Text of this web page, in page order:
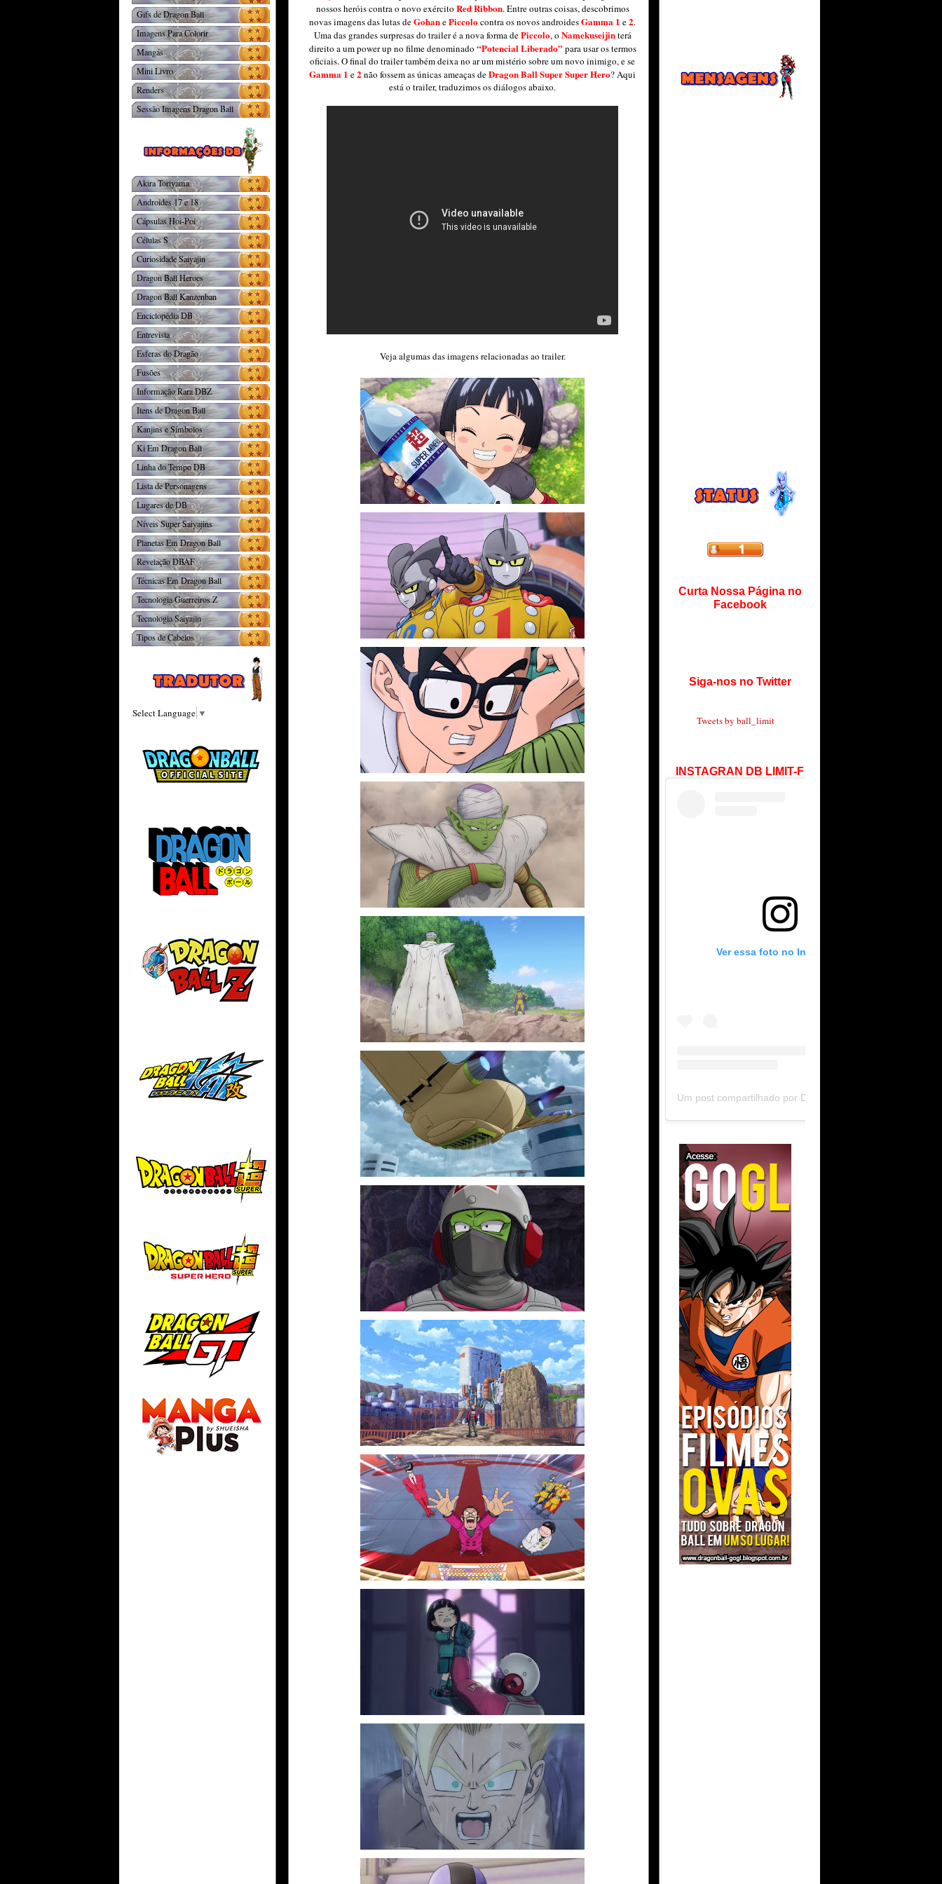
nossos heróis contra o novo exército Red Ribbon. Entre outras coisas, descobrimos
novas imagens das lutas deGohanePiccolocontra os novos androidesGamma 1 e2.
Uma das grandes surpresas do trailer é a nova forma dePiccolo, o Namekuseijinterá
direito a um power up no filme denominado “Potencial Liberado” para usar os termos
oficiais. O final do trailer também deixa no ar um mistério sobre um novo inimigo, e se
Gamma 1 e2 não fossem as únicas ameaças deDragon Ball Super Super Hero? Aqui
está o trailer, traduzimos os diálogos abaixo.
Veja algumas das imagens relacionadas ao trailer.
Gifs de Dragon Ball
Imagens Para Colorir
Mangás
Mini Livro
Renders
Sessão Imagens Dragon Ball
Akira Toriyama
Androides 17 e 18
Cápsulas Hoi-Poi
Células S
Curiosidade Saiyajin
Dragon Ball Heroes
Dragon Ball Kanzenban
Enciclopédia DB
Entrevista
Esferas do Dragão
Fusões
Informação Rara DBZ
Itens de Dragon Ball
Kanjins e Símbolos
Ki Em Dragon Ball
Linha do Tempo DB
Lista de Personagens
Lugares de DB
Níveis Super Saiyajins
Planetas Em Dragon Ball
Revelação DBAF
Técnicas Em Dragon Ball
Tecnologia Guerreiros Z
Tecnologia Saiyajin
Tipos de Cabelos
Select Language ▼
Curta Nossa Página no
Facebook
Siga-nos no Twitter
Tweets by ball_limit
INSTAGRAN DB LIMIT-F
Ver essa foto no Instagram